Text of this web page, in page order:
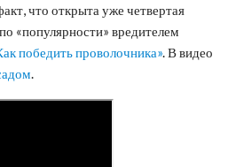
что открыта уже четвертая
«популярности» вредителем
победить проволочника». В видео
.